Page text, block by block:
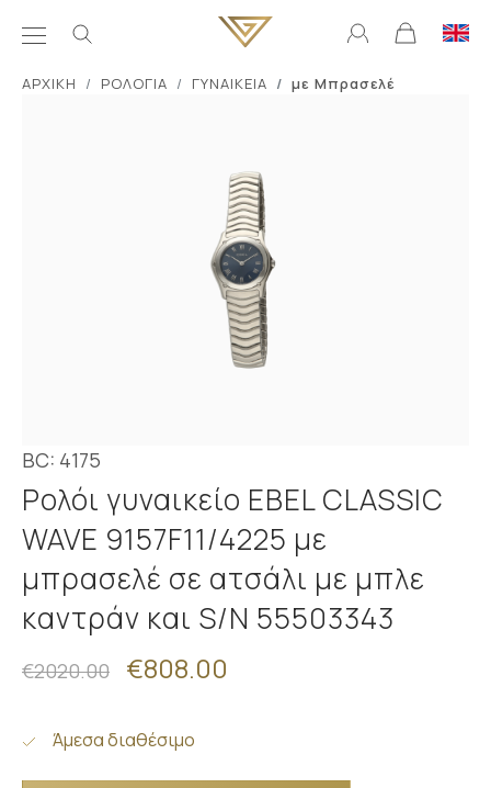
ΑΡΧΙΚΗ ΡΟΛΟΓΙΑ ΓΥΝΑΙΚΕΙΑ με Μπρασελέ
BC: 4175
Ρολόι γυναικείο EBEL CLASSIC
WAVE 9157F11/4225 με
μπρασελέ σε ατσάλι με μπλε
καντράν και S/N 55503343
€2020.00 €808.00
Άμεσα διαθέσιμο